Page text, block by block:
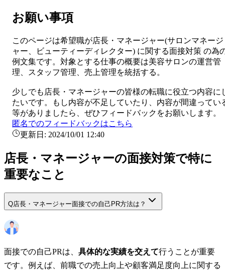
お願い事項
このページは希望職が店長・マネージャー(サロンマネージ
ャー、ビューティーディレクター) に関する面接対策 の為
例文集です。対象とする仕事の概要は美容サロンの運営管
理、スタッフ管理、売上管理を統括する。
少しでも 店長・マネージャーの皆様の転職に役立つ内容に
たいです。もし内容が不足していたり、内容が間違ってい
等がありましたら、ぜひフィードバックをお願いします。
匿名でのフィードバックはこちら
更新日: 2024/10/01 12:40
店長・マネージャーの面接対策で特に
重要なこと
Q店長・マネージャー面接での自己PR方法は？
面接での自己PRは、 具体的な実績を交えて行うことが重要
です。例えば、前職での売上向上や顧客満足度向上に関する